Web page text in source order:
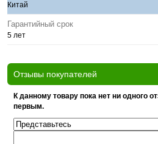
Китай
Гарантийный срок
5 лет
Отзывы покупателей
К данному товару пока нет ни одного
первым.